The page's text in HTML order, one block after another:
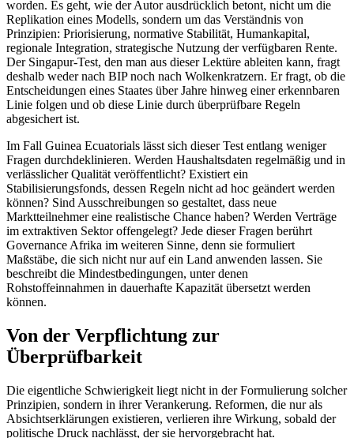
worden. Es geht, wie der Autor ausdrücklich betont, nicht um die
Replikation eines Modells, sondern um das Verständnis von
Prinzipien: Priorisierung, normative Stabilität, Humankapital,
regionale Integration, strategische Nutzung der verfügbaren Rente.
Der Singapur-Test, den man aus dieser Lektüre ableiten kann, fragt
deshalb weder nach BIP noch nach Wolkenkratzern. Er fragt, ob die
Entscheidungen eines Staates über Jahre hinweg einer erkennbaren
Linie folgen und ob diese Linie durch überprüfbare Regeln
abgesichert ist.
Im Fall Guinea Ecuatorials lässt sich dieser Test entlang weniger
Fragen durchdeklinieren. Werden Haushaltsdaten regelmäßig und in
verlässlicher Qualität veröffentlicht? Existiert ein
Stabilisierungsfonds, dessen Regeln nicht ad hoc geändert werden
können? Sind Ausschreibungen so gestaltet, dass neue
Marktteilnehmer eine realistische Chance haben? Werden Verträge
im extraktiven Sektor offengelegt? Jede dieser Fragen berührt
Governance Afrika im weiteren Sinne, denn sie formuliert
Maßstäbe, die sich nicht nur auf ein Land anwenden lassen. Sie
beschreibt die Mindestbedingungen, unter denen
Rohstoffeinnahmen in dauerhafte Kapazität übersetzt werden
können.
Von der Verpflichtung zur
Überprüfbarkeit
Die eigentliche Schwierigkeit liegt nicht in der Formulierung solcher
Prinzipien, sondern in ihrer Verankerung. Reformen, die nur als
Absichtserklärungen existieren, verlieren ihre Wirkung, sobald der
politische Druck nachlässt, der sie hervorgebracht hat.